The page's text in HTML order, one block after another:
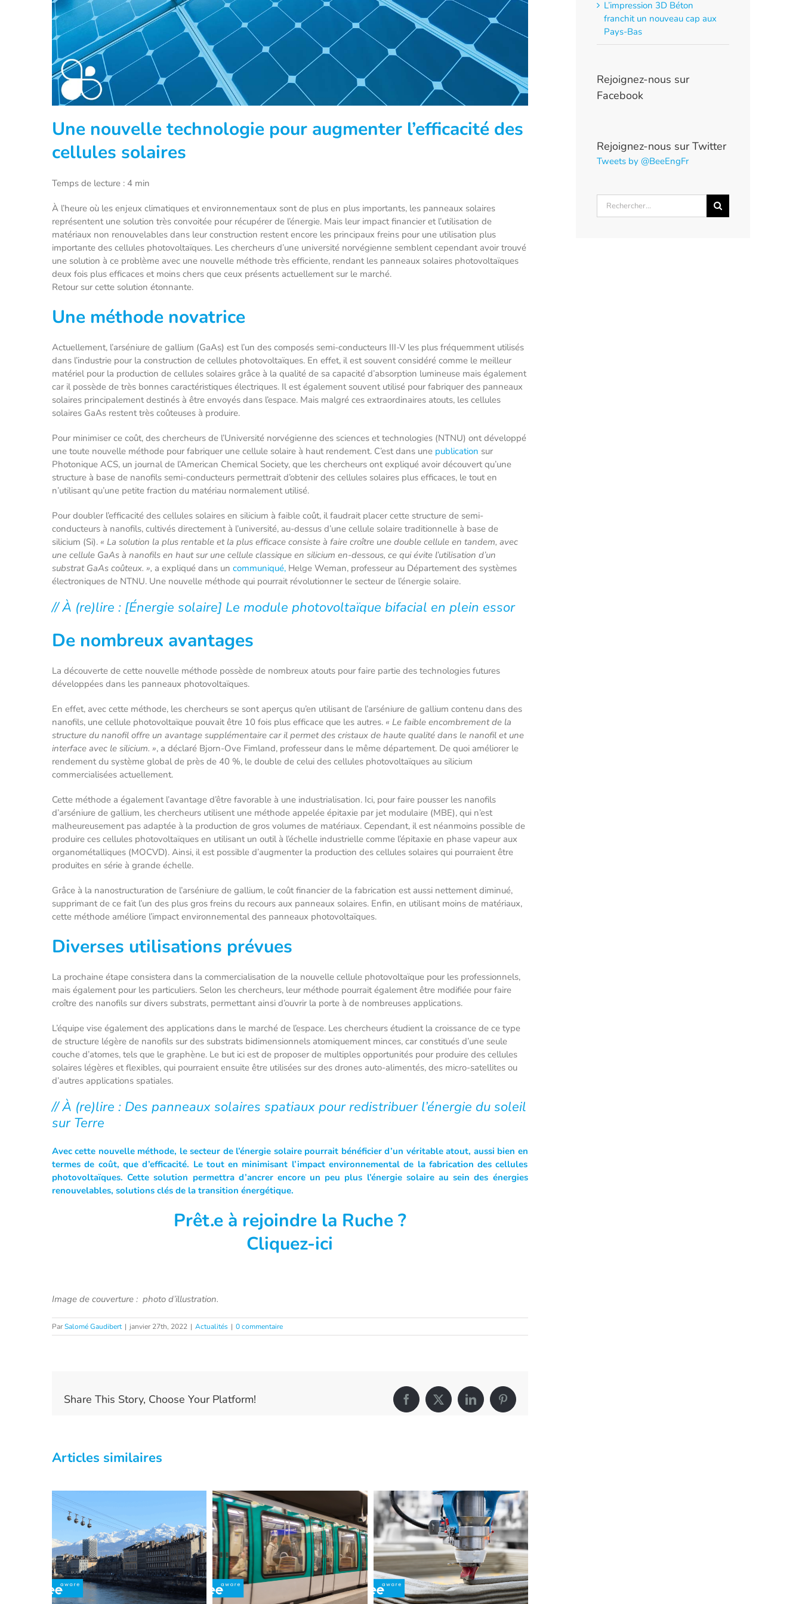
Une nouvelle technologie pour augmenter l’efficacité des
cellules solaires
Temps de lecture : 4 min
À l’heure où les enjeux climatiques et environnementaux sont de plus en plus importants, les panneaux solaires
représentent une solution très convoitée pour récupérer de l’énergie. Mais leur impact financier et l’utilisation de
matériaux non renouvelables dans leur construction restent encore les principaux freins pour une utilisation plus
importante des cellules photovoltaïques. Les chercheurs d’une université norvégienne semblent cependant avoir trouvé
une solution à ce problème avec une nouvelle méthode très efficiente, rendant les panneaux solaires photovoltaïques
deux fois plus efficaces et moins chers que ceux présents actuellement sur le marché.
Retour sur cette solution étonnante.
Une méthode novatrice
Actuellement, l’arséniure de gallium (GaAs) est l’un des composés semi-conducteurs III-V les plus fréquemment utilisés
dans l’industrie pour la construction de cellules photovoltaïques. En effet, il est souvent considéré comme le meilleur
matériel pour la production de cellules solaires grâce à la qualité de sa capacité d’absorption lumineuse mais également
car il possède de très bonnes caractéristiques électriques. Il est également souvent utilisé pour fabriquer des panneaux
solaires principalement destinés à être envoyés dans l’espace. Mais malgré ces extraordinaires atouts, les cellules
solaires GaAs restent très coûteuses à produire.
Pour minimiser ce coût, des chercheurs de l’Université norvégienne des sciences et technologies (NTNU) ont développé
une toute nouvelle méthode pour fabriquer une cellule solaire à haut rendement. C’est dans une publication sur
Photonique ACS, un journal de l’American Chemical Society, que les chercheurs ont expliqué avoir découvert qu’une
structure à base de nanofils semi-conducteurs permettrait d’obtenir des cellules solaires plus efficaces, le tout en
n’utilisant qu’une petite fraction du matériau normalement utilisé.
Pour doubler l’efficacité des cellules solaires en silicium à faible coût, il faudrait placer cette structure de semi-
conducteurs à nanofils, cultivés directement à l’université, au-dessus d’une cellule solaire traditionnelle à base de
silicium (Si). « La solution la plus rentable et la plus efficace consiste à faire croître une double cellule en tandem, avec
une cellule GaAs à nanofils en haut sur une cellule classique en silicium en-dessous, ce qui évite l’utilisation d’un
substrat GaAs coûteux. », a expliqué dans un communiqué, Helge Weman, professeur au Département des systèmes
électroniques de NTNU. Une nouvelle méthode qui pourrait révolutionner le secteur de l’énergie solaire.
// À (re)lire : [Énergie solaire] Le module photovoltaïque bifacial en plein essor
De nombreux avantages
La découverte de cette nouvelle méthode possède de nombreux atouts pour faire partie des technologies futures
développées dans les panneaux photovoltaïques.
En effet, avec cette méthode, les chercheurs se sont aperçus qu’en utilisant de l’arséniure de gallium contenu dans des
nanofils, une cellule photovoltaïque pouvait être 10 fois plus efficace que les autres. « Le faible encombrement de la
structure du nanofil offre un avantage supplémentaire car il permet des cristaux de haute qualité dans le nanofil et une
interface avec le silicium. », a déclaré Bjorn-Ove Fimland, professeur dans le même département. De quoi améliorer le
rendement du système global de près de 40 %, le double de celui des cellules photovoltaïques au silicium
commercialisées actuellement.
Cette méthode a également l’avantage d’être favorable à une industrialisation. Ici, pour faire pousser les nanofils
d’arséniure de gallium, les chercheurs utilisent une méthode appelée épitaxie par jet modulaire (MBE), qui n’est
malheureusement pas adaptée à la production de gros volumes de matériaux. Cependant, il est néanmoins possible de
produire ces cellules photovoltaïques en utilisant un outil à l’échelle industrielle comme l’épitaxie en phase vapeur aux
organométalliques (MOCVD). Ainsi, il est possible d’augmenter la production des cellules solaires qui pourraient être
produites en série à grande échelle.
Grâce à la nanostructuration de l’arséniure de gallium, le coût financier de la fabrication est aussi nettement diminué,
supprimant de ce fait l’un des plus gros freins du recours aux panneaux solaires. Enfin, en utilisant moins de matériaux,
cette méthode améliore l’impact environnemental des panneaux photovoltaïques.
Diverses utilisations prévues
La prochaine étape consistera dans la commercialisation de la nouvelle cellule photovoltaïque pour les professionnels,
mais également pour les particuliers. Selon les chercheurs, leur méthode pourrait également être modifiée pour faire
croître des nanofils sur divers substrats, permettant ainsi d’ouvrir la porte à de nombreuses applications.
L’équipe vise également des applications dans le marché de l’espace. Les chercheurs étudient la croissance de ce type
de structure légère de nanofils sur des substrats bidimensionnels atomiquement minces, car constitués d’une seule
couche d’atomes, tels que le graphène. Le but ici est de proposer de multiples opportunités pour produire des cellules
solaires légères et flexibles, qui pourraient ensuite être utilisées sur des drones auto-alimentés, des micro-satellites ou
d’autres applications spatiales.
// À (re)lire : Des panneaux solaires spatiaux pour redistribuer l’énergie du soleil
sur Terre
Avec cette nouvelle méthode, le secteur de l’énergie solaire pourrait bénéficier d’un véritable atout, aussi bien en
termes de coût, que d’efficacité. Le tout en minimisant l’impact environnemental de la fabrication des cellules
photovoltaïques. Cette solution permettra d’ancrer encore un peu plus l’énergie solaire au sein des énergies
renouvelables, solutions clés de la transition énergétique.
Prêt.e à rejoindre la Ruche ?
Cliquez-ici
Image de couverture : photo d’illustration.
ParSalomé Gaudibert | janvier 27th, 2022 | Actualités | 0 commentaire
Share This Story, Choose Your Platform! Facebook
X LinkedInPinterest
Articles similaires
L’impression 3D Béton
franchit un nouveau cap aux
Pays-Bas
Rejoignez-nous sur
Facebook
Rejoignez-nous sur Twitter
Tweets by @BeeEngFr
Rechercher: